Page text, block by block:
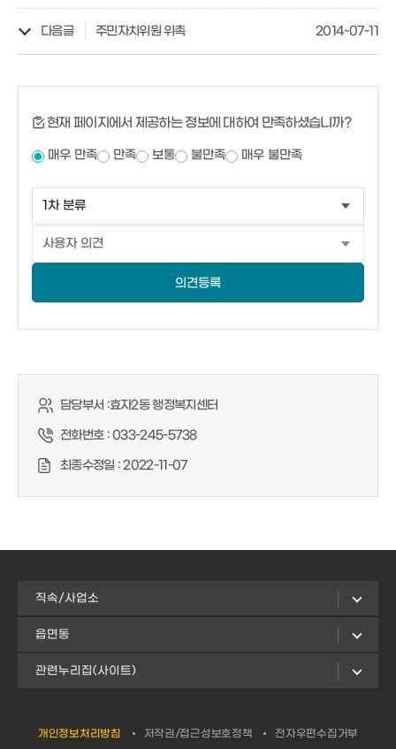
다음글 주민자치위원 위촉 2014-07-11
현재 페이지에서 제공하는 정보에 대하여 만족하셨습니까?
매우 만족 만족 보통 불만족 매우 불만족
의견등록
담당부서 :효자2동 행정복지센터
전화번호 :033-245-5738
최종수정일 :2022-11-07
직속/사업소
읍면동
관련누리집(사이트)
개인정보처리방침 저작권/접근성보호정책 전자우편수집거부